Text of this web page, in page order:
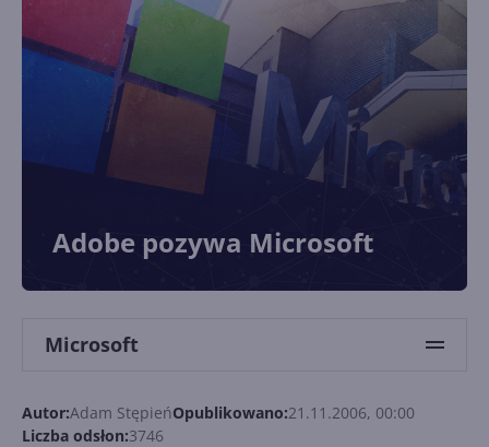
Adobe pozywa Microsoft
Microsoft
Autor:Adam StępieńOpublikowano:21.11.2006, 00:00
Liczba odsłon:3746